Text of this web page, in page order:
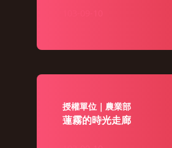
授權單位｜農業部
蓮霧的時光走廊